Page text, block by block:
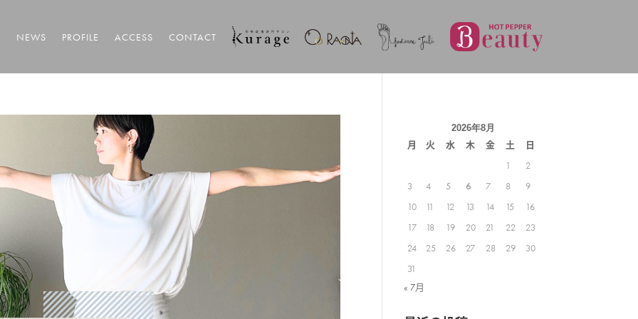
NEWS PROFILE ACCESS CONTACT
2026年8月
月 火 水 木 金 土
日
1
2
3
4 5 6 7 8
9
10
11 12 13 14 15
16
17
18 19 20 21 22
23
24
25 26 27 28 29
30
31
« 7月